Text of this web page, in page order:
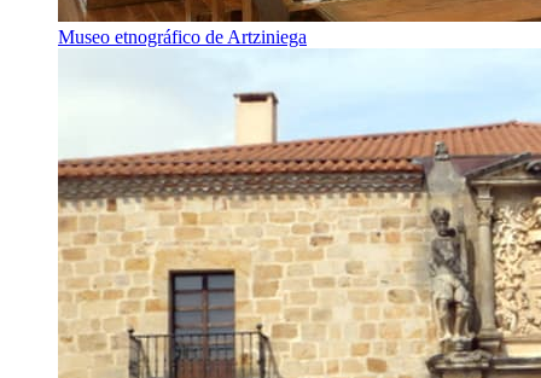
Museo etnográfico de Artziniega